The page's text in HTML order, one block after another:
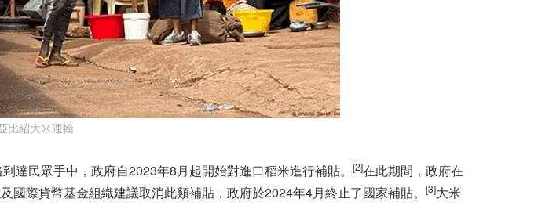
比紹大米運輸
達民眾手中，政府自2023年8月起開始對進口稻米進行補貼。 [2]在此期間，政府在
際貨幣基金組織建議取消此類補貼，政府於2024年4月終止了國家補貼。
[3]大米